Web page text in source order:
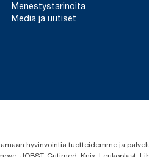
Menestystarinoita
Media ja uutiset
hyvinvointia tuotteidemme ja